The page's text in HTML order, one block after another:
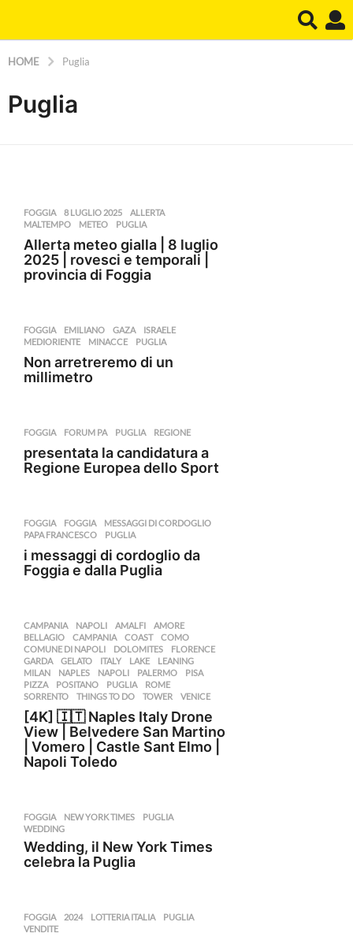
HOME Puglia
Puglia
FOGGIA 8 LUGLIO 2025 ,ALLERTA
MALTEMPO
,METEO ,PUGLIA
Allerta meteo gialla | 8 luglio
2025 | rovesci e temporali |
provincia di Foggia
FOGGIA EMILIANO ,GAZA ,ISRAELE
MEDIORIENTE
,MINACCE ,PUGLIA
Non arretreremo di un
millimetro
FOGGIA FORUM PA ,PUGLIA ,REGIONE
presentata la candidatura a
Regione Europea dello Sport
FOGGIA FOGGIA ,MESSAGGI DI CORDOGLIO
PAPA FRANCESCO
,PUGLIA
i messaggi di cordoglio da
Foggia e dalla Puglia
CAMPANIA ,NAPOLI AMALFI ,AMORE
BELLAGIO
,CAMPANIA ,COAST ,COMO
COMUNE DI NAPOLI
,DOLOMITES ,FLORENCE
GARDA
,GELATO ,ITALY ,LAKE ,LEANING
MILAN
,NAPLES ,NAPOLI ,PALERMO ,PISA
PIZZA
,POSITANO ,PUGLIA ,ROME
SORRENTO
,THINGS TO DO ,TOWER ,VENICE
[4K] 🇮🇹 Naples Italy Drone
View | Belvedere San Martino
| Vomero | Castle Sant Elmo |
Napoli Toledo
FOGGIA NEW YORK TIMES ,PUGLIA
WEDDING
Wedding, il New York Times
celebra la Puglia
FOGGIA 2024 ,LOTTERIA ITALIA ,PUGLIA
VENDITE